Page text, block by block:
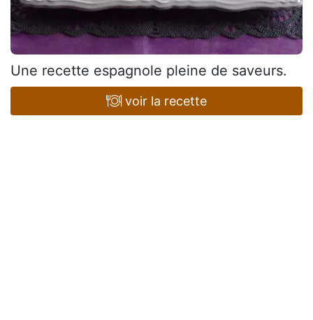
Une recette espagnole pleine de saveurs.
voir la recette